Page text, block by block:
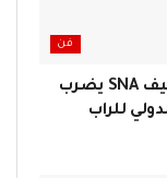
فن
بعد حفل كبير في القصرين بتونس .. سيف SNA يضرب
للراب